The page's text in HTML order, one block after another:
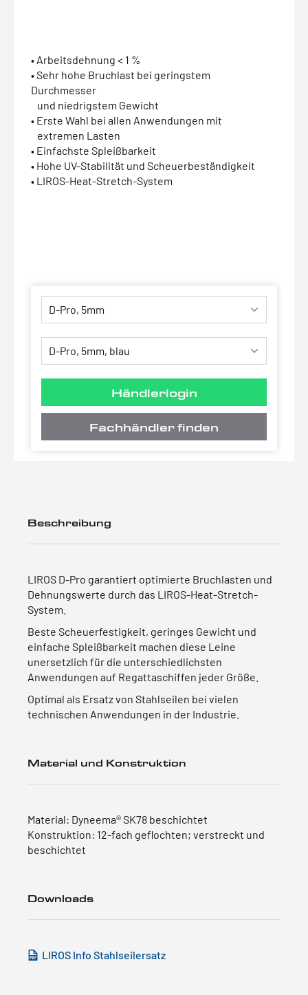
• Arbeitsdehnung < 1 %
• Sehr hohe Bruchlast bei geringstem
Durchmesser
und niedrigstem Gewicht
• Erste Wahl bei allen Anwendungen mit
extremen Lasten
• Einfachste Spleißbarkeit
• Hohe UV-Stabilität und Scheuerbeständigkeit
• LIROS-Heat-Stretch-System
Händlerlogin
Fachhändler finden
Beschreibung
LIROS D-Pro garantiert optimierte Bruchlasten und
Dehnungswerte durch das LIROS-Heat-Stretch-
System.
Beste Scheuerfestigkeit, geringes Gewicht und
einfache Spleißbarkeit machen diese Leine
unersetzlich für die unterschiedlichsten
Anwendungen auf Regattaschiffen jeder Größe.
Optimal als Ersatz von Stahlseilen bei vielen
technischen Anwendungen in der Industrie.
Material und Konstruktion
Material: Dyneema® SK78 beschichtet
Konstruktion: 12-fach geflochten; verstreckt und
beschichtet
Downloads
LIROS Info Stahlseilersatz